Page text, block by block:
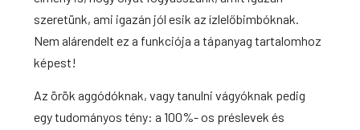
szeretünk, ami igazán jól esik az ízlelőbimbóknak.
Nem alárendelt ez a funkciója a tápanyag tartalomhoz
képest!
Az örök aggódóknak, vagy tanulni vágyóknak pedig
egy tudományos tény: a 100%- os préslevek és